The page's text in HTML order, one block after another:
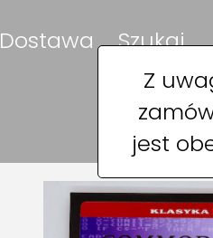
Z
jest
Dostawa Szukaj